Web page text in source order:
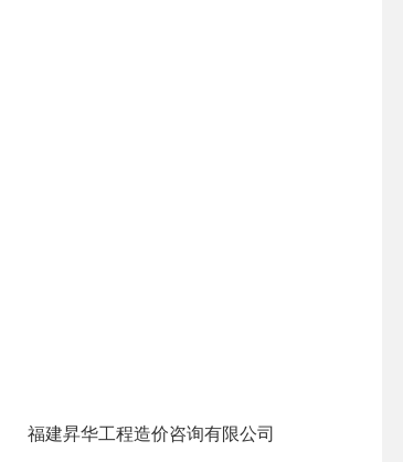
福建昇华工程造价咨询有限公司